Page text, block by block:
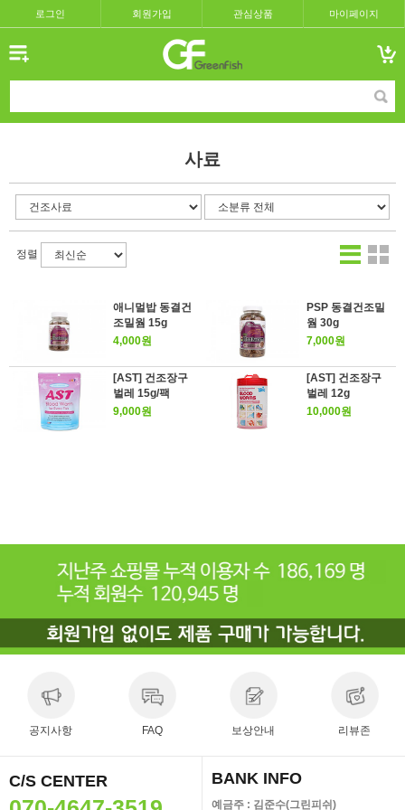
로그인 회원가입 관심상품 마이페이지
사료
정렬
애니멀밥 동결건
조밀웜 15g
4,000원
PSP 동결건조밀
웜 30g
7,000원
[AST] 건조장구
벌레 15g/팩
9,000원
[AST] 건조장구
벌레 12g
10,000원
공지사항 FAQ 보상안내 리뷰존
C/S CENTER BANK INFO
예금주 : 김준수(그린피쉬)